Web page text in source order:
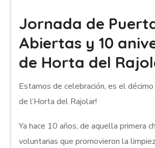
Jornada de
Abiertas y 10
de Horta del
Estamos de celebración, es el
de l’Horta del Rajolar!
Ya hace 10 años, de aquella primera
voluntarias que promovieron la